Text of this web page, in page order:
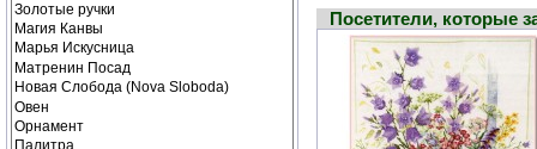
Посетители, которые